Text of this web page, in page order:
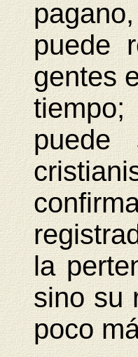
puede
gentes
tiempo;
puede
la
sino su
poco